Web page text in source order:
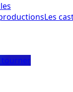
Les
tourner